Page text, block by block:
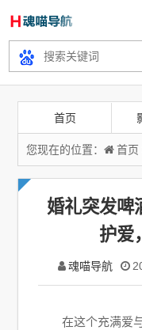
首页
您现在的位置： 首页
婚礼突发啤
护爱
魂喵导航
在这个充满爱